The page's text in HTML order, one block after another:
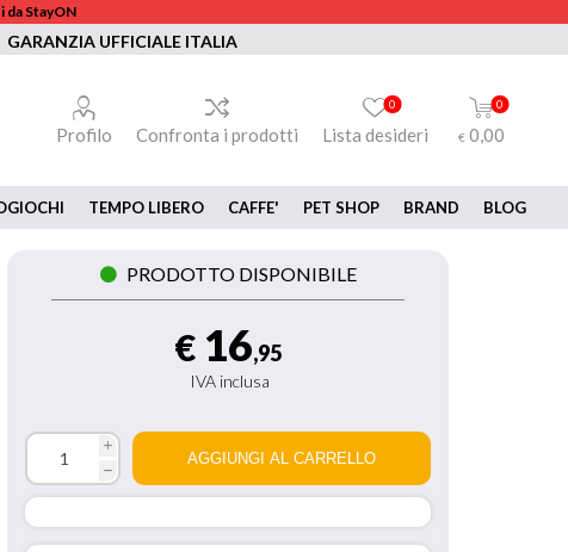
StayON
GARANZIA UFFICIALE ITALIA
Profilo Confronta i prodotti Lista desideri
0 0
€ 0,00
TEMPO LIBERO CAFFE' PET SHOP BRAND BLOG
PRODOTTO DISPONIBILE
€ 16,95
IVA inclusa
i
h